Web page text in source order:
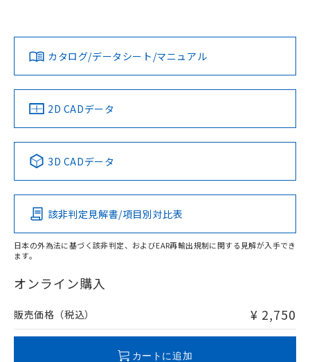
ダウンロードデータをご利用いただく前に、以下を必ずお読
みください。
ソフトウェアの使用条件
対応済み
中国 RoHS 注意事項・凡例
Pb Hg Cd Cr(VI)
O
在庫等で未対応品が混在する可能性があります。
問い合わせください。
LR型式承認
（イギリス
船舶規格）
DNV型式承認
（ノルウェー
BV型式承認
（フランス
KR型式
（韓国
No No No No
この製品の規格認証/適合状況ページへ
その他の認証はこちらのページからご検索ください
カタログ/データシート/マニュアル
2D CADデータ
3D CADデータ
該非判定見解書/項目別対比表
日本の外為法に基づく該非判定、およびEAR再輸出規制に関する見解が入手でき
ます。
オンライン購入
販売価格（税込） ¥ 2,750
カートに追加